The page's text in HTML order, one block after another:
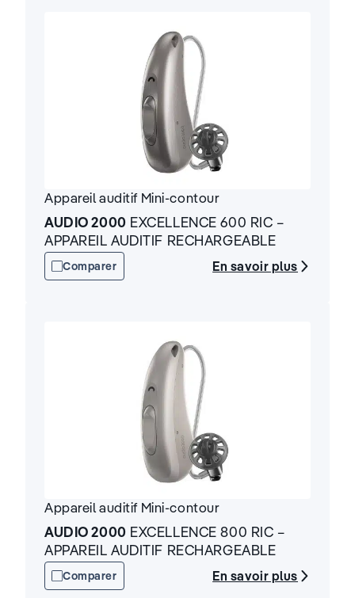
Appareil auditif Mini-contour
AUDIO 2000 EXCELLENCE 600 RIC –
APPAREIL AUDITIF RECHARGEABLE
Comparer En savoir plus
Appareil auditif Mini-contour
AUDIO 2000 EXCELLENCE 800 RIC –
APPAREIL AUDITIF RECHARGEABLE
Comparer En savoir plus